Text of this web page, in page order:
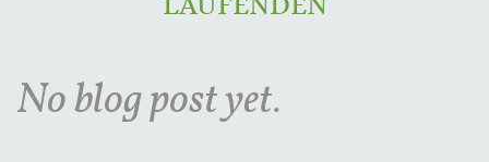
No blog post yet.